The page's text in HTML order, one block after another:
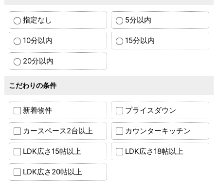
指定なし 5分以内
10分以内 15分以内
20分以内
こだわりの条件
新着物件 プライスダウン
カースペース2台以上 カウンターキッチン
LDK広さ15帖以上 LDK広さ18帖以上
LDK広さ20帖以上